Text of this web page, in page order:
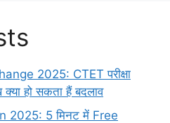
2025: CTET परीक्षा
हो सकता हैं बदलाव
2025: 5 मिनट में Free